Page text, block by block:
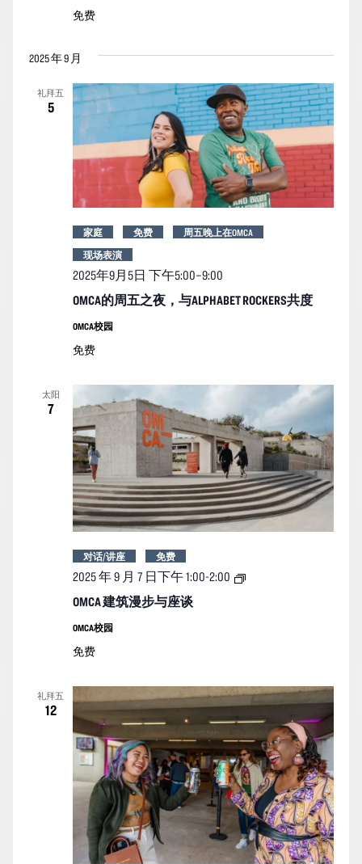
免费
2025 年 9 月
礼拜五
5
OMCA的周五之夜，与ALPHABET ROCKERS共度
2025年9月5日 下午5:00–9:00
家庭 免费
周五晚上在OMCA
现场表演
OMCA校园
免费
太阳
7
OMCA 建筑漫步与座谈
2025 年 9 月 7 日下午 1:00-2:00
OMCA
对话/讲座 免费
OMCA校园
免费
礼拜五
12